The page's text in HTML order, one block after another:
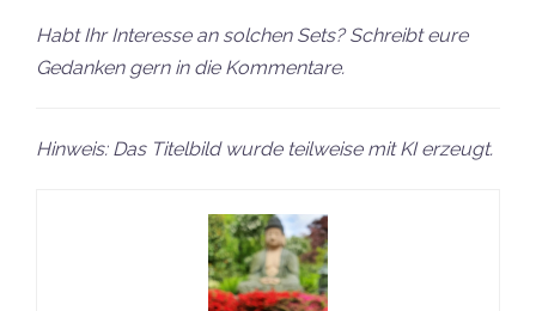
Habt Ihr Interesse an solchen Sets? Schreibt eure
Gedanken gern in die Kommentare.
Hinweis: Das Titelbild wurde teilweise mit KI erzeugt.